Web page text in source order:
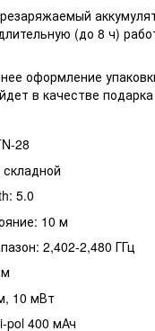
(до 8 ч)
оформление
в качестве подарка
28
5.0
10 м
2,402-2,480 ГГц
10 мВт
pol 400 мАч